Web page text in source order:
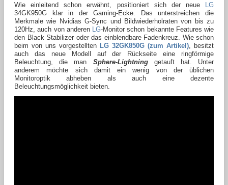
Wie einleitend schon erwähnt, positioniert sich der neue LG
34GK950G klar in der Gaming-Ecke. Das unterstreichen die
Merkmale wie Nvidias G-Sync und Bildwiederholraten von bis zu
120Hz, auch von anderen LG-Monitor schon bekannte Features wie
den Black Stabilizer oder das einblendbare Fadenkreuz. Wie schon
beim von uns vorgestellten LG 32GK850G (zum Artikel) , besitzt
auch das neue Modell auf der Rückseite eine ringförmige
Beleuchtung, die man Sphere-Lightninggetauft hat. Unter
anderem möchte sich damit ein wenig von der üblichen
Monitoroptik abheben als auch eine dezente
Beleuchtungsmöglichkeit bieten.